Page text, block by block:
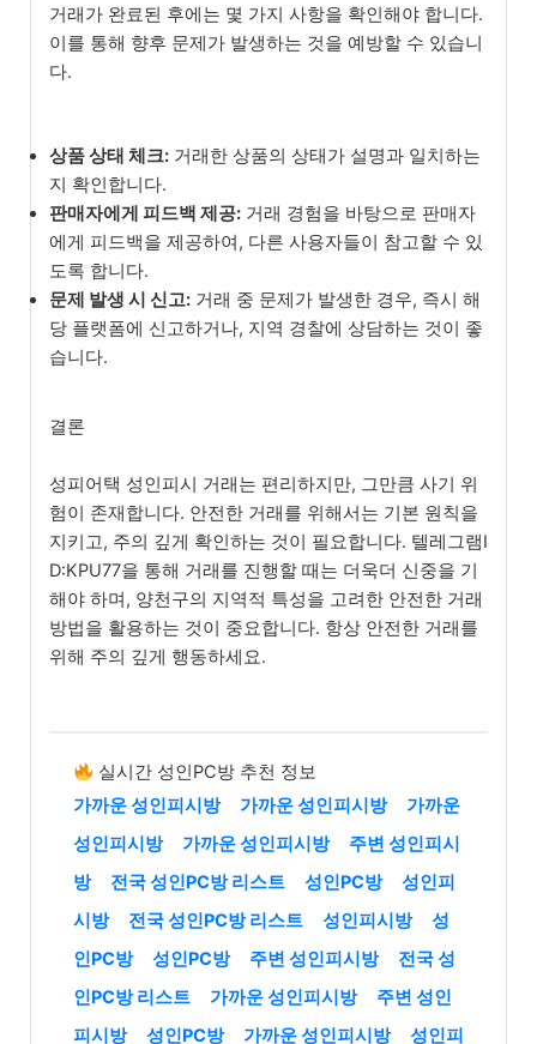
거래가 완료된 후에는 몇 가지 사항을 확인해야 합니다.
이를 통해 향후 문제가 발생하는 것을 예방할 수 있습니
다.
상품 상태 체크: 거래한 상품의 상태가 설명과 일치하는
지 확인합니다.
판매자에게 피드백 제공: 거래 경험을 바탕으로 판매자
에게 피드백을 제공하여, 다른 사용자들이 참고할 수 있
도록 합니다.
문제 발생 시 신고: 거래 중 문제가 발생한 경우, 즉시 해
당 플랫폼에 신고하거나, 지역 경찰에 상담하는 것이 좋
습니다.
결론
성피어택 성인피시 거래는 편리하지만, 그만큼 사기 위
험이 존재합니다. 안전한 거래를 위해서는 기본 원칙을
지키고, 주의 깊게 확인하는 것이 필요합니다. 텔레그램I
D:KPU77을 통해 거래를 진행할 때는 더욱더 신중을 기
해야 하며, 양천구의 지역적 특성을 고려한 안전한 거래
방법을 활용하는 것이 중요합니다. 항상 안전한 거래를
위해 주의 깊게 행동하세요.
실시간 성인PC방 추천 정보
가까운 성인피시방
가까운 성인피시방
가까운
성인피시방
가까운 성인피시방
주변 성인피시
방
전국 성인PC방 리스트 성인PC방
성인피
시방
전국 성인PC방 리스트 성인피시방
성
인PC방
성인PC방 주변 성인피시방
전국 성
인PC방 리스트
가까운 성인피시방
주변 성인
피시방
성인PC방 가까운 성인피시방
성인피